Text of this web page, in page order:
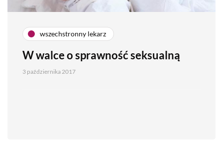
wszechstronny lekarz
W walce o sprawność seksualną
3 października 2017